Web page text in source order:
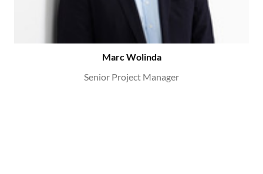
Marc Wolinda
Senior Project Manager